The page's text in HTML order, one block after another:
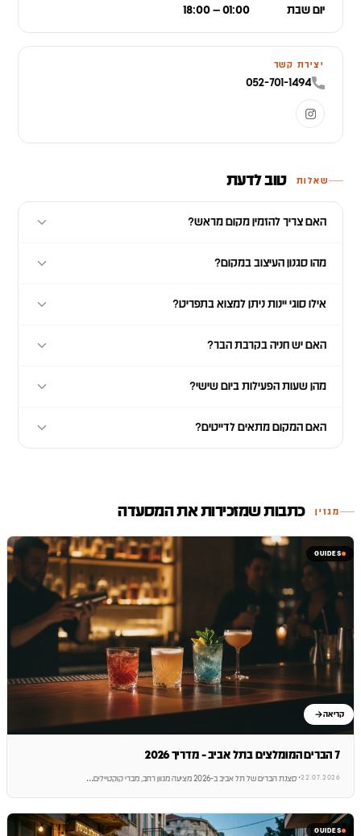
יום שבת
18:00 – 01:00
יצירת קשר
052-701-1494
שאלות טוב לדעת
האם צריך להזמין מקום מראש?
מהו סגנון העיצוב במקום?
אילו סוגי יינות ניתן למצוא בתפריט?
האם יש חניה בקרבת הבר?
מהן שעות הפעילות ביום שישי?
האם המקום מתאים לדייטים?
מגזין כתבות שמזכירות את המסעדה
GUIDES
קריאה
7 הברים המומלצים בתל אביב - מדריך 2026
22.07.2026
· סצנת הברים של תל אביב ב-2026 מציעה מגוון רחב, מברי קוקטיילים …
GUIDES